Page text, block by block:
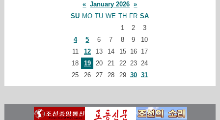
« January 2026 »
SU MO TU WE TH FR SA
1
2
3
4
5 6 7 8 9
10
11
12 13 14 15 16
17
18
19 20 21 22 23 24
25
26 27 28 29 30 31